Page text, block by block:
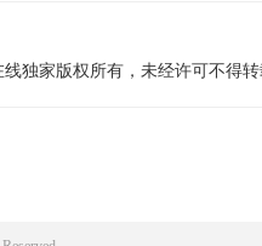
独家版权所有，未经许可不得